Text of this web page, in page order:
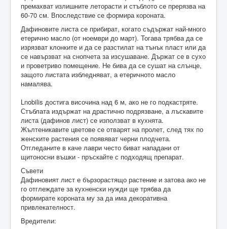
премахват излишните леторасти и стъблото се прерязва на
60-70 см. Впоследствие се формира короната.
Дафиновите листа се прибират, когато съдържат най-много
етерично масло (от ноември до март). Тогава трябва да се
изрязват клонките и да се разстилат на тънък пласт или да
се навързват на снопчета за изсушаване. Държат се в сухо
и проветриво помещение. Не бива да се сушат на слънце,
защото листата избледняват, а етеричното масло
намалява.
Lnobilis достига височина над 6 м, ако не го подкастряте.
Стъблата издържат на драстично подрязване, а лъскавите
листа (дафинов лист) се използват в кухнята.
Жълтеникавите цветове се отварят на пролет, след тях по
женските растения се появяват черни плодчета.
Отгледаните в каче лаври често биват нападани от
щитоносни въшки - пръскайте с подходящ препарат.
Съвети
Дафиновият лист е бързорастящо растение и затова ако не
го отглеждате за кухненски нужди ще трябва да
формирате короната му за да има декоративна
привлекателност.
Вредители: